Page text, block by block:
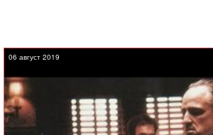
06 август 2019